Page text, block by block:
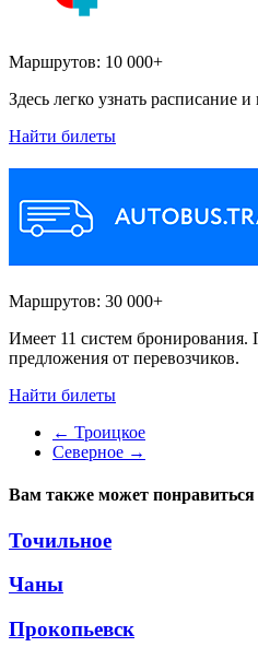
Маршрутов: 10 000+
Здесь легко узнать расписание
Найти билеты
Маршрутов: 30 000+
Имеет 11 систем бронирования.
предложения от перевозчиков.
Найти билеты
← Троицкое
Северное →
Вам также может понравиться
Точильное
Чаны
Прокопьевск